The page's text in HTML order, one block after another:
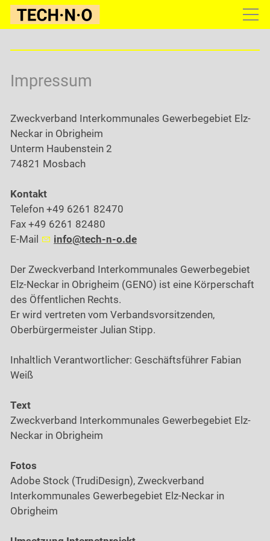
Kontakt
Impressum
Zweckverband Interkommunales Gewerbegebiet Elz-
Neckar in Obrigheim
Unterm Haubenstein 2
74821 Mosbach
Kontakt
Telefon +49 6261 82470
Fax +49 6261 82480
E-Mail
nf t ch-n- d
Der Zweckverband Interkommunales Gewerbegebiet
Elz-Neckar in Obrigheim (GENO) ist eine Körperschaft
des Öffentlichen Rechts.
Er wird vertreten vom Verbandsvorsitzenden,
Oberbürgermeister Julian Stipp.
Inhaltlich Verantwortlicher: Geschäftsführer Fabian
Weiß
Text
Zweckverband Interkommunales Gewerbegebiet Elz-
Neckar in Obrigheim
Fotos
Adobe Stock (TrudiDesign), Zweckverband
Interkommunales Gewerbegebiet Elz-Neckar in
Obrigheim